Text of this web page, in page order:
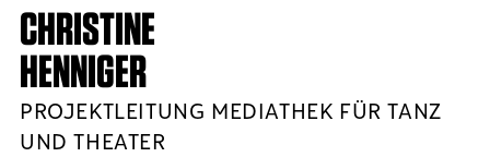
CHRISTINE
HENNIGER
PROJEKTLEITUNG MEDIATHEK FÜR TANZ
UND THEATER